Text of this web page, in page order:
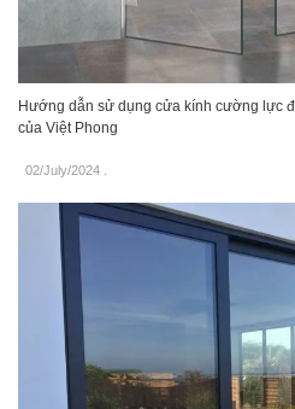
Hướng dẫn sử dụng cửa kính cường lực
của Việt Phong
02/July/2024